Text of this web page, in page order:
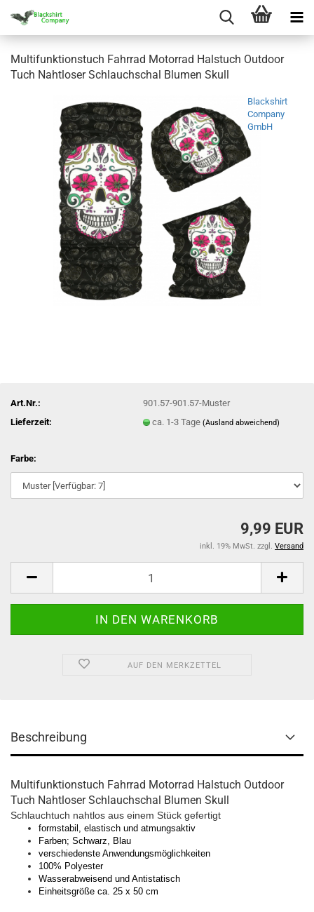
Multifunktionstuch Fahrrad Motorrad Halstuch Outdoor
Tuch Nahtloser Schlauchschal Blumen Skull
Blackshirt
Company
GmbH
Art.Nr.:
901.57-901.57-Muster
Lieferzeit:
ca. 1-3 Tage(Ausland abweichend)
Farbe:
9,99 EUR
inkl. 19% MwSt. zzgl. Versand
AUF DEN MERKZETTEL
Beschreibung
Multifunktionstuch Fahrrad Motorrad Halstuch Outdoor
Tuch Nahtloser Schlauchschal Blumen Skull
Schlauchtuch nahtlos aus einem Stück gefertigt
formstabil, elastisch und atmungsaktiv
Farben; Schwarz, Blau
verschiedenste Anwendungsmöglichkeiten
100% Polyester
Wasserabweisend und Antistatisch
Einheitsgröße ca. 25 x 50 cm